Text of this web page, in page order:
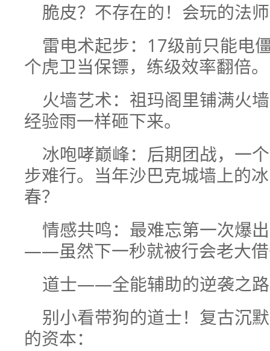
脆皮？不存在的！会玩的法
雷电术起步：17级前只能电
个虎卫当保镖，练级效率翻倍。
火墙艺术：祖玛阁里铺满火
经验雨一样砸下来。
冰咆哮巅峰：后期团战，一
步难行。当年沙巴克城墙上的
春？
情感共鸣：最难忘第一次爆
——虽然下一秒就被行会老大
道士——全能辅助的逆袭之路
别小看带狗的道士！复古沉
的资本：